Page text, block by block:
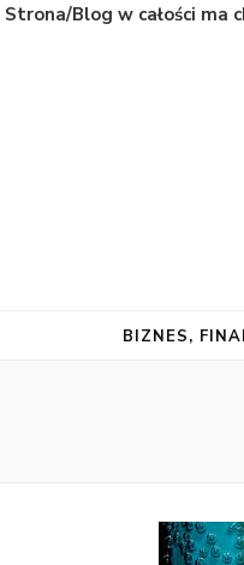
Strona/Blog w całości ma
BIZNES,